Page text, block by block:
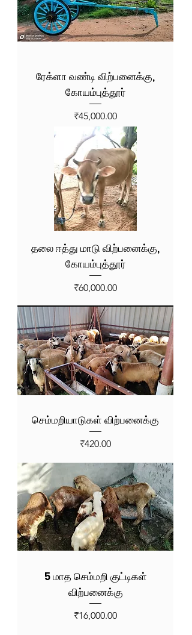
ரேக்ளா வண்டி விற்பனைக்கு,
கோயம்புத்தூர்
Price
₹45,000.00
தலை ஈத்து மாடு விற்பனைக்கு,
கோயம்புத்தூர்
Price
₹60,000.00
செம்மறியாடுகள் விற்பனைக்கு
Price
₹420.00
5 மாத செம்மறி குட்டிகள்
விற்பனைக்கு
Price
₹16,000.00